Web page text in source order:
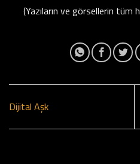
(Yazıların ve görsellerin tüm
Dijital Aşk